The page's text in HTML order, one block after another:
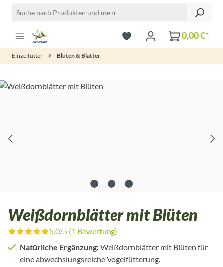
Zum Hauptinhalt springen
0,00 €*
Einzelfutter Blüten & Blätter
Bildergalerie überspringen
Weißdornblätter mit Blüten
Durchschnittliche Bewertung von 5 von 5 Sternen
5,0/5 (1 Bewertung)
Natürliche Ergänzung:Weißdornblätter mit Blüten für
eine abwechslungsreiche Vogelfütterung.